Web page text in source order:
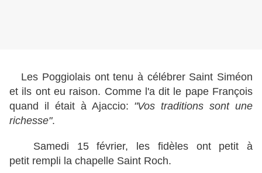
Les Poggiolais ont tenu à célébrer Saint Siméon
et ils ont eu raison. Comme l'a dit le pape François
quand il était à Ajaccio: "Vos traditions sont une
richesse".
Samedi 15 février, les fidèles ont petit à
petit rempli la chapelle Saint Roch.